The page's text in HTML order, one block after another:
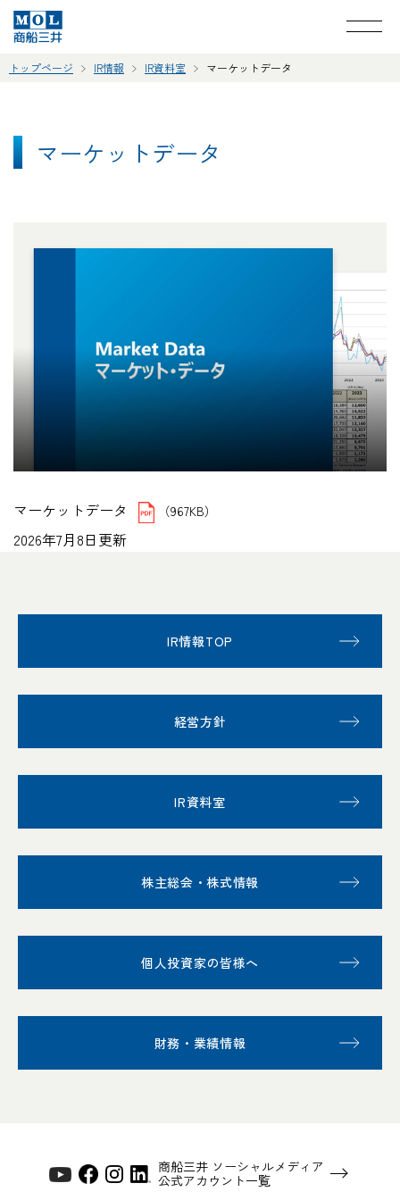
トップページ IR情報 IR資料室 マーケットデータ
マーケットデータ
マーケットデータ （967KB）
2026年7月8日更新
IR情報TOP
経営方針
IR資料室
株主総会・株式情報
個人投資家の皆様へ
財務・業績情報
商船三井 ソーシャルメディア
公式アカウント一覧